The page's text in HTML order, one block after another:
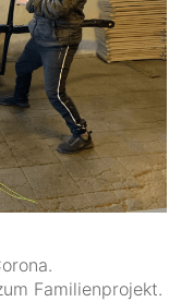
Familienprojekt.